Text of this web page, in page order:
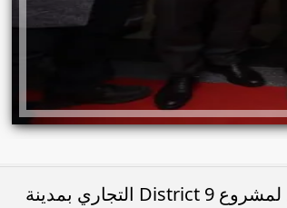
أعلنت شركة MRB القابضة عن بدء أولى مراحل التشغيل لمشروع District 9 التجاري بمدينة